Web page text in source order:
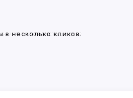
несколько кликов.